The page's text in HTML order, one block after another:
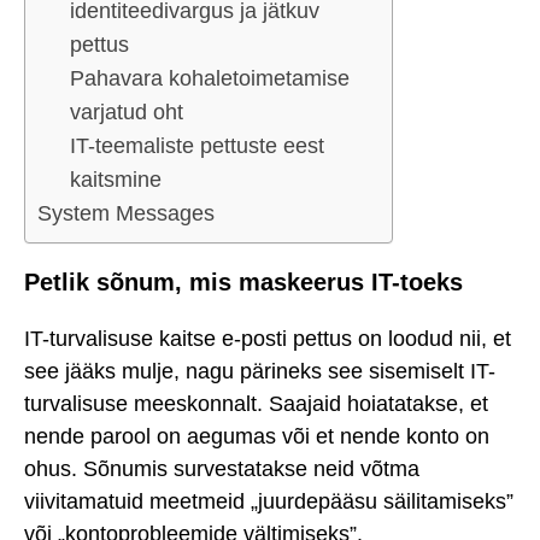
identiteedivargus ja jätkuv
pettus
Pahavara kohaletoimetamise
varjatud oht
IT-teemaliste pettuste eest
kaitsmine
System Messages
Petlik sõnum, mis maskeerus IT-toeks
IT-turvalisuse kaitse e-posti pettus on loodud nii, et
see jääks mulje, nagu pärineks see sisemiselt IT-
turvalisuse meeskonnalt. Saajaid hoiatatakse, et
nende parool on aegumas või et nende konto on
ohus. Sõnumis survestatakse neid võtma
viivitamatuid meetmeid „juurdepääsu säilitamiseks”
või „kontoprobleemide vältimiseks”.